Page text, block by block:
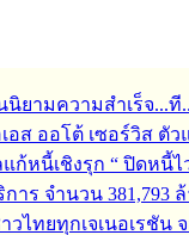
นิยามความสำเร็จ...ที
อเอส ออโต้ เซอร์วิส
ก้หนี้เชิงรุก “ ปิดหนี้ไ
าร จำนวน 381,793
วไทยทุกเจเนอเรชัน